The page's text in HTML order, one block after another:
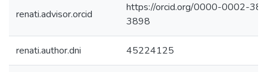
renati.advisor.orcid
https://orcid.org/0000-0002-
3898
renati.author.dni 45224125